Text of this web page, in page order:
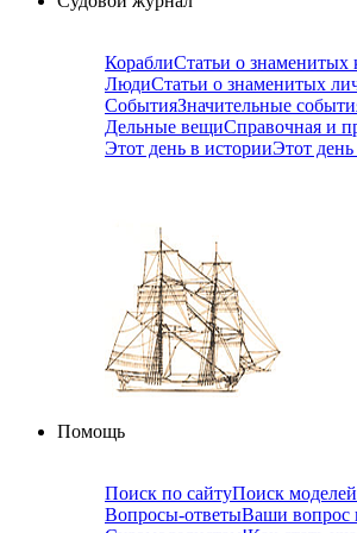
КораблиСтатьи о знаменитых
ЛюдиСтатьи о знаменитых
СобытияЗначительные
Дельные вещиСправочная и
Этот день в историиЭтот
Помощь
Поиск по сайтуПоиск
Вопросы-ответыВаши вопрос